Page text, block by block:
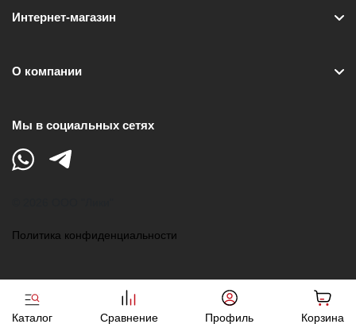
Каталог Сравнение Профиль Корзина
Интернет-магазин
О компании
Мы в социальных сетях
Политика конфиденциальности